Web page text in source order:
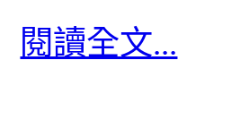
閱讀全文...